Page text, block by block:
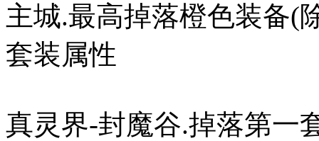
主城.最高掉落橙色装备(
套装属性
真灵界-封魔谷.掉落第一